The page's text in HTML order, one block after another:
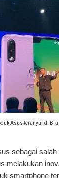
Asus teranyar di
sebagai
melakukan
smartphone